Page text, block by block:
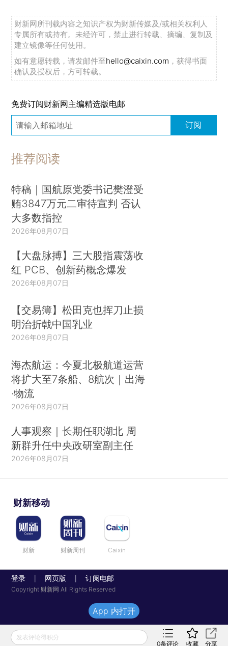
财新网所刊载内容之知识产权为财新传媒及/或相关权利人
专属所有或持有。未经许可，禁止进行转载、摘编、复制及
建立镜像等任何使用。
如有意愿转载，请发邮件至hello@caixin.com ，获得书面
确认及授权后，方可转载。
免费订阅财新网主编精选版电邮
订阅
推荐阅读
特稿｜国航原党委书记樊澄受
贿3847万元二审待宣判 否认
大多数指控
2026年08月07日
【大盘脉搏】三大股指震荡收
红 PCB、创新药概念爆发
2026年08月07日
【交易簿】松田克也挥刀止损
明治折戟中国乳业
2026年08月07日
海杰航运：今夏北极航道运营
将扩大至7条船、8航次｜出海
·物流
2026年08月07日
人事观察｜长期任职湖北 周
新群升任中央政研室副主任
2026年08月07日
财新移动
财新 财新周刊 Caixin
登录 网页版 订阅电邮
Copyright 财新网 All Rights Reserved
发表评论得积分
0条评论 收藏 分享
App 内打开